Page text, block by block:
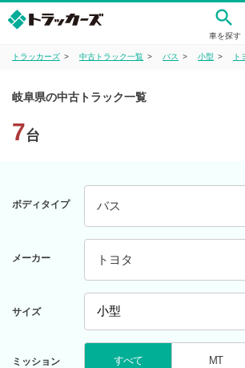
車を探す
トラッカーズ 中古トラック一覧 バス 小型 ト
岐阜県の中古トラック一覧
7台
ボディタイプ バス
メーカー トヨタ
サイズ
ミッション すべて MT